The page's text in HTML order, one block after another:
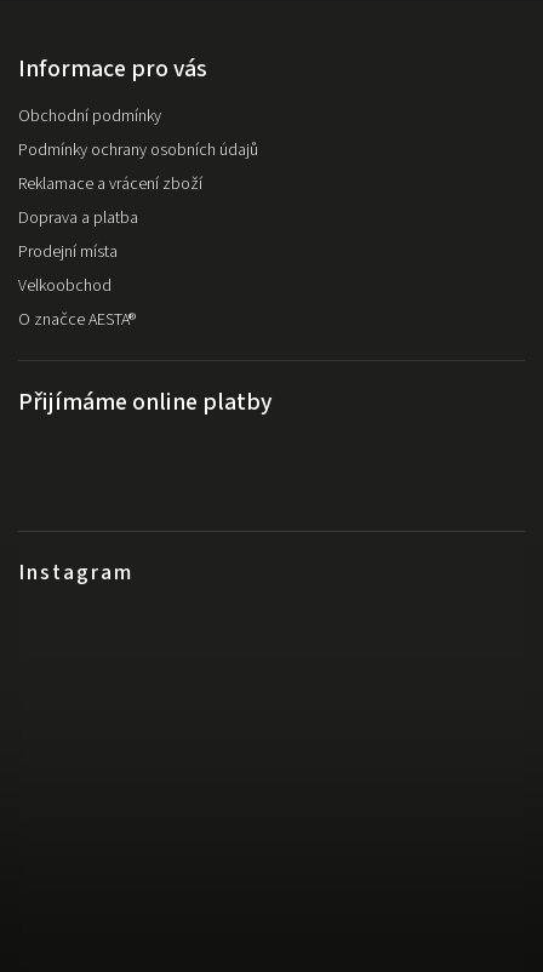
Informace pro vás
Obchodní podmínky
Podmínky ochrany osobních údajů
Reklamace a vrácení zboží
Doprava a platba
Prodejní místa
Velkoobchod
O značce AESTA®
Instagram
Přijímáme online platby